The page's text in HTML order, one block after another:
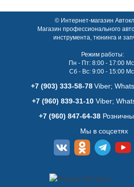
© Интернет-магазин
Магазин профессионального
инструмента, тюнинга и
Режим работы:
Пн - Пт: 8:00 - 17:00
Сб - Вс: 9:00 - 15:00
+7 (903) 333-58-78 Viber;
+7 (960) 839-31-10Viber;
+7 (960) 847-64-38
Мы в соцсетях